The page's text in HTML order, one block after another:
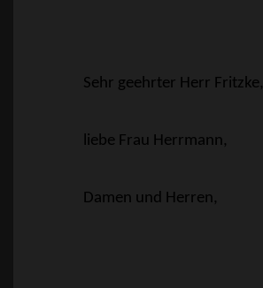
Sehr geehrter Herr Fritzke,
liebe Frau Herrmann,
Damen und Herren,